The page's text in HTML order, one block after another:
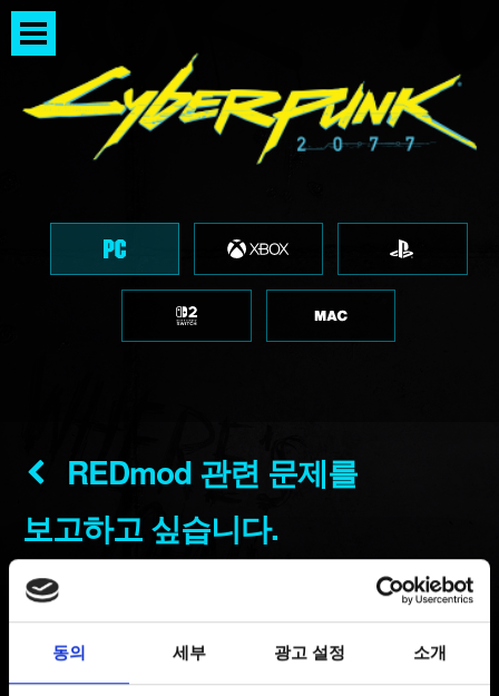
동의 세부 광고 설정 소개
REDmod 관련 문제를
보고하고 싶습니다.
최신 3 년 전 갱신 6 개월 전
아래에 있는 버튼을 이용해 REDmod 모딩 툴에 관한